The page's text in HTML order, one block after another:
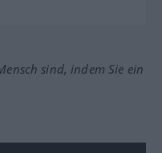
sind, indem Sie ein